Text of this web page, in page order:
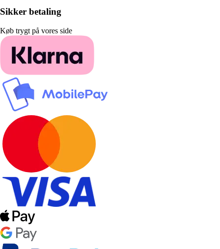
Sikker betaling
Køb trygt på vores side